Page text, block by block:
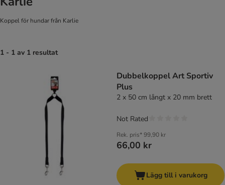
Koppel för hundar från Karlie
1 - 1 av 1 resultat
Dubbelkoppel Art Sportiv
Plus
2 x 50 cm långt x 20 mm brett
Rek. pris*99,90 kr
66,00 kr
Not Rated
Lägg till i varukorg